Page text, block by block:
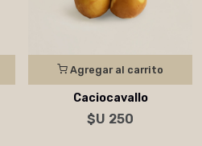
Agregar al carrito
Caciocavallo
$U 250